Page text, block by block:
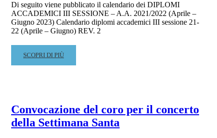
APRILE
2023
Di seguito viene pubblicato il calendario dei DIPLOMI
ACCADEMICI III SESSIONE – A.A. 2021/2022 (Aprile –
Giugno 2023) Calendario diplomi accademici III sessione 21-
22 (Aprile – Giugno) REV. 2
READ
MORE
–
TERZA
SCOPRI DI PIÙ
Convocazione del coro per il concerto
della Settimana Santa